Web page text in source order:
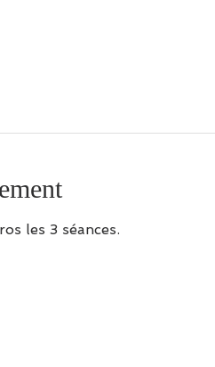
les 3 séances.